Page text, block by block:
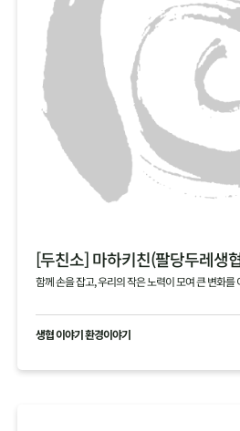
[두친소] 마하키친(팔당두레생
함께 손을 잡고, 우리의 작은 노력이 모여 큰 변화
생협 이야기 환경이야기